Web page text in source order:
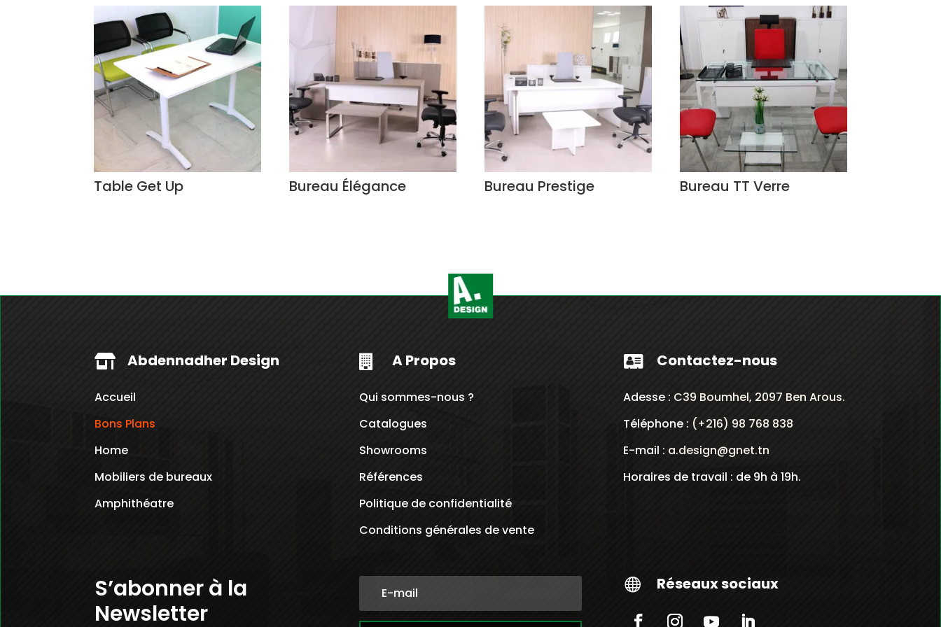
Table Get Up Bureau Élégance Bureau Prestige Bureau TT Verre
 Abdennadher Design
Accueil
Bons Plans
Home
Mobiliers de bureaux
Amphithéatre
 A Propos
Qui sommes-nous ?
Catalogues
Showrooms
Références
Politique de confidentialité
Conditions générales de vente
 Contactez-nous
Adesse : C39 Boumhel, 2097 Ben Arous.
Téléphone : (+216) 98 768 838
E-mail : a.design@gnet.tn
Horaires de travail : de 9h à 19h.
S’abonner à la
Newsletter
 Réseaux sociaux